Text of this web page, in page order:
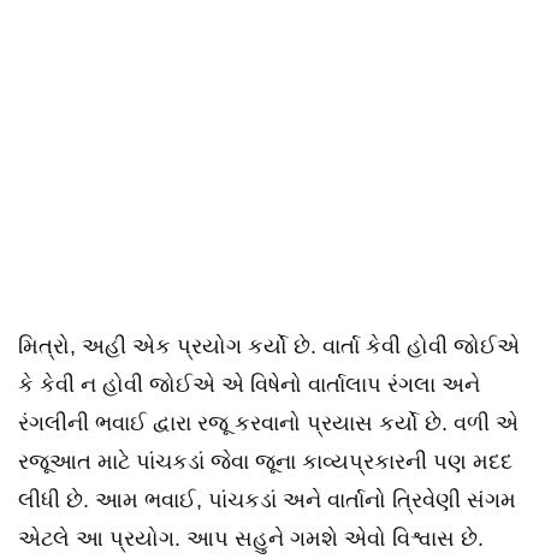
મિત્રો, અહી એક પ્રયોગ કર્યો છે. વાર્તા કેવી હોવી જોઈએ
કે કેવી ન હોવી જોઈએ એ વિષેનો વાર્તાલાપ રંગલા અને
રંગલીની ભવાઈ દ્વારા રજૂ કરવાનો પ્રયાસ કર્યો છે. વળી એ
રજૂઆત માટે પાંચકડાં જેવા જૂના કાવ્યપ્રકારની પણ મદદ
લીધી છે. આમ ભવાઈ, પાંચકડાં અને વાર્તાનો ત્રિવેણી સંગમ
એટલે આ પ્રયોગ. આપ સહુને ગમશે એવો વિશ્વાસ છે.